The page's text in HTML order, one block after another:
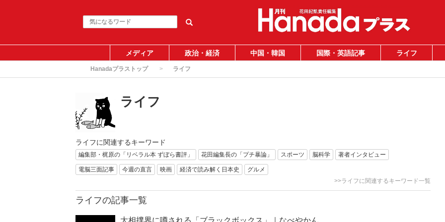
メディア 政治・経済 中国・韓国 国際・英語記事 ライフ
Hanadaプラストップ ライフ
ライフ
ライフに関連するキーワード
編集部・梶原の「リベラル本 ずぼら書評」 花田編集長の「プチ暴論」 スポーツ 脳科学 著者インタビュー
電脳三面記事 今週の直言 映画 経済で読み解く日本史
グルメ
>>ライフに関連するキーワード一覧
ライフの記事一覧
大相撲界に噂される「ブラックボックス」｜なべやかん